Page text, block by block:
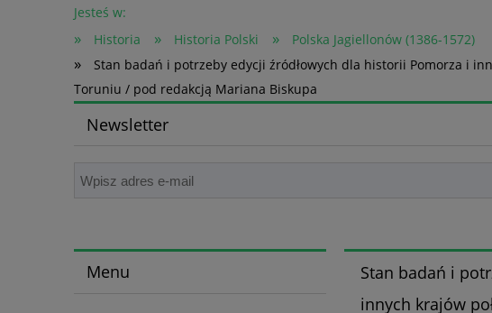
Skup książek
Jesteś w:
» Historia » Historia Polski » Polska Jagiellonów (1386-1572)
»
Stan badań i potrzeby edycji źródłowych dla historii Pomorza i
Toruniu / pod redakcją Mariana Biskupa
Newsletter
Menu
Stan badań i
innych krajów